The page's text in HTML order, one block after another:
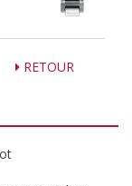
RETOUR